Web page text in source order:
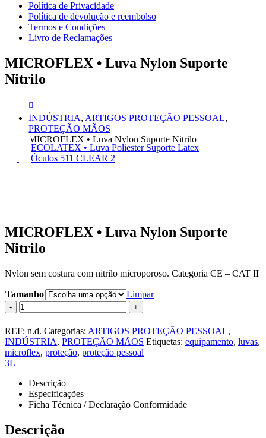
Política de Privacidade
Política de devolução e reembolso
Termos e Condições
Livro de Reclamações
MICROFLEX • Luva Nylon Suporte
Nitrilo
INDÚSTRIA, ARTIGOS PROTEÇÃO PESSOAL,
PROTEÇÃO MÃOS
MICROFLEX • Luva Nylon Suporte Nitrilo
ECOLATEX • Luva Poliester Suporte Latex
Óculos 511 CLEAR 2
MICROFLEX • Luva Nylon Suporte
Nitrilo
Nylon sem costura com nitrilo microporoso. Categoria CE – CAT II
Tamanho Limpar
- +
REF: n.d. Categorias: ARTIGOS PROTEÇÃO PESSOAL,
INDÚSTRIA, PROTEÇÃO MÃOS Etiquetas: equipamento, luvas,
microflex, proteção, proteção pessoal
3L
Descrição
Especificações
Ficha Técnica / Declaração Conformidade
Descrição